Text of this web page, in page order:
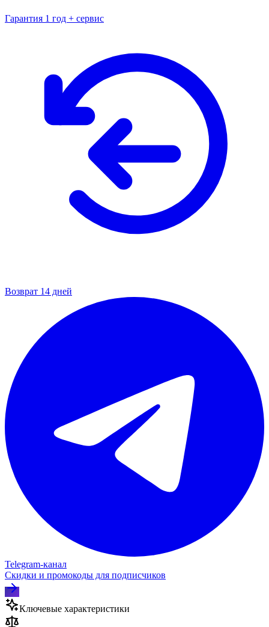
Гарантия 1 год + сервис
Возврат 14 дней
Telegram‑канал
Скидки и промокоды для подписчиков
Ключевые характеристики